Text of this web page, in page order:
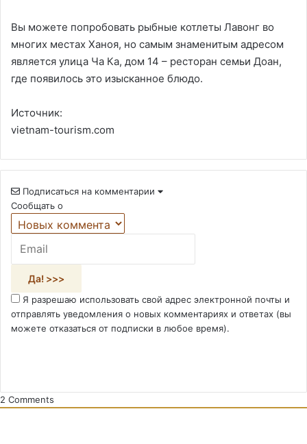
Вы можете попробовать рыбные котлеты Лавонг во
многих местах Ханоя, но самым знаменитым адресом
является улица Ча Ка, дом 14 – ресторан семьи Доан,
где появилось это изысканное блюдо.
Источник:
vietnam-tourism.com
Подписаться на комментарии
Сообщать о
Я разрешаю использовать свой адрес электронной почты и
отправлять уведомления о новых комментариях и ответах (вы
можете отказаться от подписки в любое время).
2 Comments